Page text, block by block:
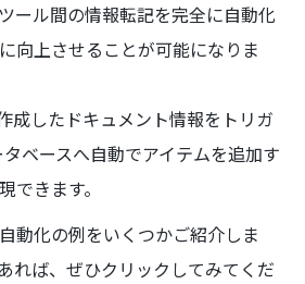
ール間の情報転記を完全に自動化
向上させることが可能になりま
成したドキュメント情報をトリガ
ベースへ自動でアイテムを追加す
できます。
動化の例をいくつかご紹介しま
れば、ぜひクリックしてみてくだ